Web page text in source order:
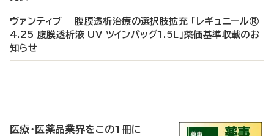
ヴァンティブ 腹膜透析治療の選択肢拡充 「レギュニール®
4.25 腹膜透析液 UV ツインバッグ1.5L」薬価基準収載のお
知らせ
医療・医薬品業界をこの1冊に